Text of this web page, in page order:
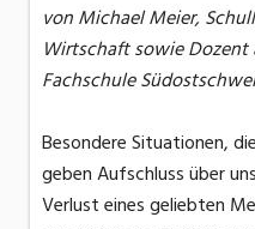
von Michael Meier,
Wirtschaft sowie Dozent
Fachschule
Besondere Situationen,
geben Aufschluss über
Verlust eines geliebten